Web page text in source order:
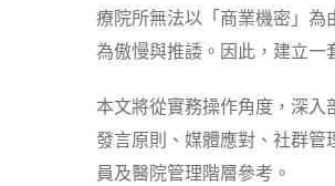
療院所無法以「商業機密」
為傲慢與推諉。因此，建立一
本文將從實務操作角度，深入
發言原則、媒體應對、社群
員及醫院管理階層參考。